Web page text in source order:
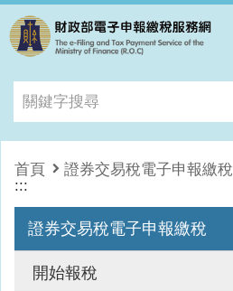
跳到主要內容區
首頁 證券交易稅電子申報繳稅
:::
證券交易稅電子申報繳稅
開始報稅